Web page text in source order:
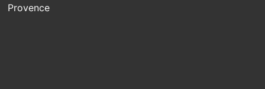
Provence